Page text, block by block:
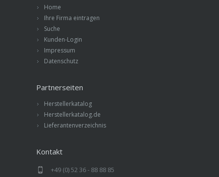
Home
Ihre Firma eintragen
Suche
Kunden-Login
Impressum
Datenschutz
Partnerseiten
Herstellerkatalog
Herstellerkatalog.de
Lieferantenverzeichnis
Kontakt
+49 (0) 52 36 - 88 88 85